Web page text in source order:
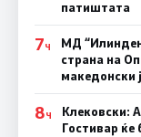
патиштата
7Ч
МД
страна на
македонски
8Ч
Клековски:
Гостивар ќе